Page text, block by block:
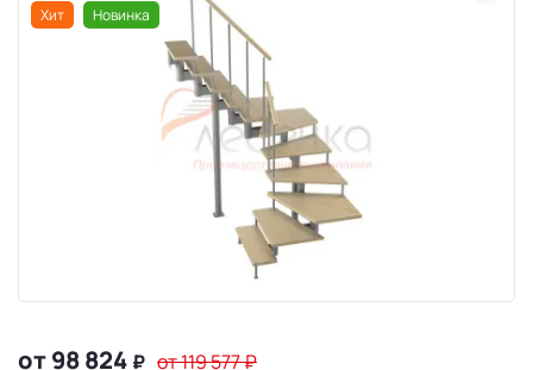
Хит
Новинка
от 98 824 ₽ от 119 577₽